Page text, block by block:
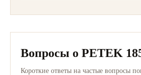
Вопросы о PETEK
Короткие ответы на частые вопросы